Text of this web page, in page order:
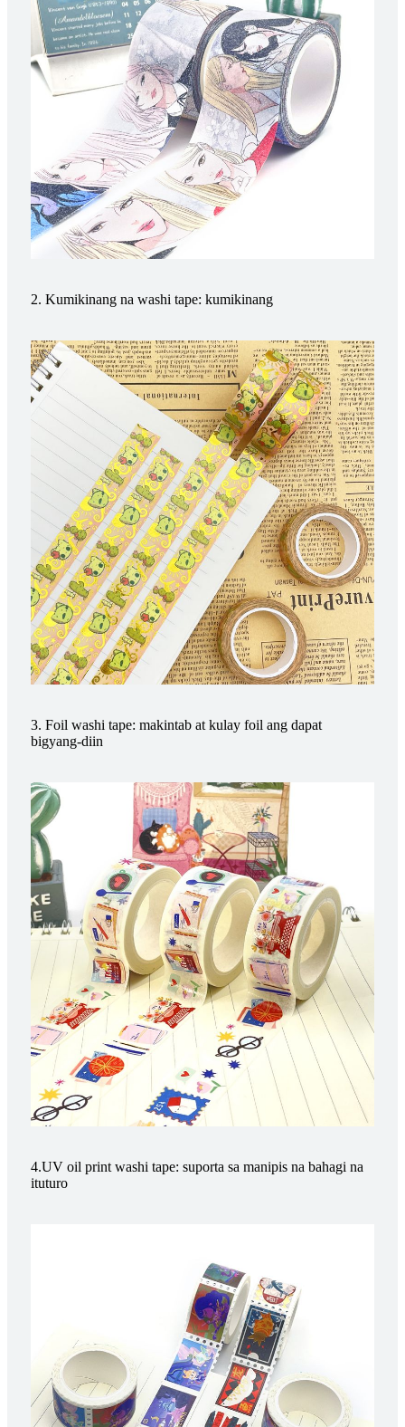
2. Kumikinang na washi tape: kumikinang
3. Foil washi tape: makintab at kulay foil ang dapat
bigyang-diin
4.UV oil print washi tape: suporta sa manipis na bahagi na
ituturo